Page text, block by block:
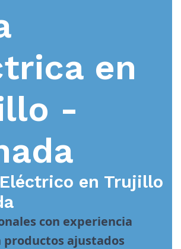
en
-
en Trujillo
con experiencia
productos ajustados